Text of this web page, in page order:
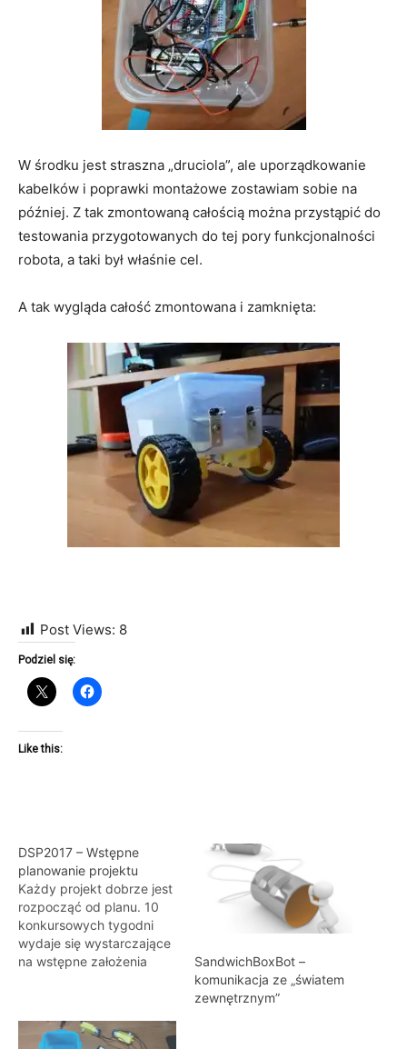
W środku jest straszna „druciola”, ale uporządkowanie
kabelków i poprawki montażowe zostawiam sobie na
później. Z tak zmontowaną całością można przystąpić do
testowania przygotowanych do tej pory funkcjonalności
robota, a taki był właśnie cel.
A tak wygląda całość zmontowana i zamknięta:
Post Views: 8
Podziel się:
Like this:
DSP2017 – Wstępne
planowanie projektu
Każdy projekt dobrze jest
rozpocząć od planu. 10
konkursowych tygodni
wydaje się wystarczające
na wstępne założenia
o MVP), ale w związku z
SandwichBoxBot –
komunikacja ze „światem
zewnętrznym”